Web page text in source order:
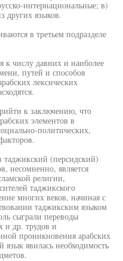
интернациональные; в)
других языков.
в третьем подразделе
к числу давних и наиболее
путей и способов
лексических
к заключению, что
элементов в
политических,
(персидский)
несомненно, является
религии,
таджикского
многих веков, начиная с
таджикским языком
сыграли переводы
и др. трудов и
проникновения арабских
язык явилась необходимость